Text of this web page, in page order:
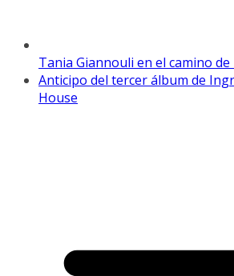
Tania Giannouli en el camino
Anticipo del tercer álbum de
House